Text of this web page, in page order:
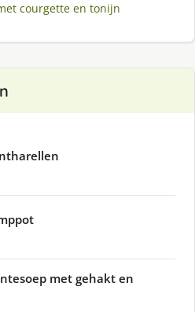
courgette en tonijn
met gehakt en